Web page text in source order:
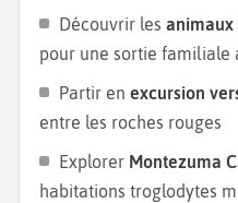
Découvrir les animaux
pour une sortie familiale
Partir en excursion
entre les roches rouges
Explorer Montezuma
habitations troglodytes